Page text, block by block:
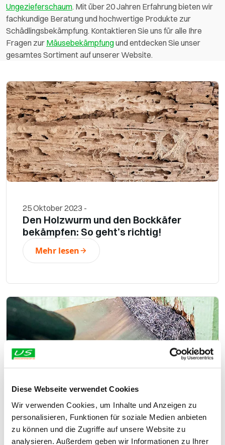
Diese Webseite verwendet Cookies
Wir verwenden Cookies, um Inhalte und Anzeigen zu
personalisieren, Funktionen für soziale Medien anbieten
zu können und die Zugriffe auf unsere Website zu
analysieren. Außerdem geben wir Informationen zu Ihrer
Ungezieferschaum. Mit über 20 Jahren Erfahrung bieten wir
fachkundige Beratung und hochwertige Produkte zur
Schädlingsbekämpfung. Kontaktieren Sie uns für alle Ihre
Fragen zur Mäusebekämpfungund entdecken Sie unser
gesamtes Sortiment auf unserer Website.
25 Oktober 2023 -
Den Holzwurm und den Bockkäfer
bekämpfen: So geht’s richtig!
Mehr lesen
24 Januar 2025
Mäuse und Ratten abwehren